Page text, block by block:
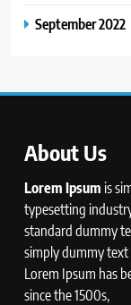
September 2022
About Us
Lorem Ipsum is
typesetting
standard dummy
simply dummy
Lorem Ipsum has
since the 1500s,